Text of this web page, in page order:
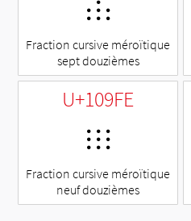
𐧼
Fraction cursive méroïtique
sept douzièmes
U+109FE
𐧾
Fraction cursive méroïtique
neuf douzièmes